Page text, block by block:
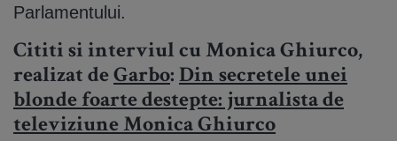
Parlamentului.
Cititi si interviul cu Monica Ghiurco,
realizat de Garbo: Din secretele unei
blonde foarte destepte: jurnalista de
televiziune Monica Ghiurco